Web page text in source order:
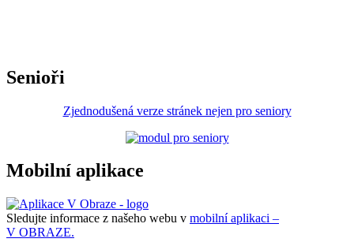
Senioři
Zjednodušená verze stránek nejen pro seniory
Mobilní aplikace
Sledujte informace z našeho webu v mobilní aplikaci –
V OBRAZE.